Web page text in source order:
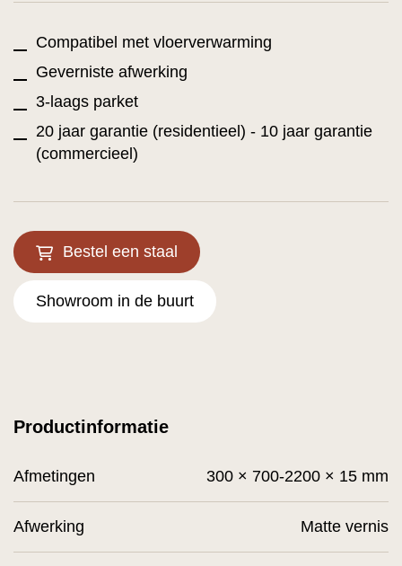
Compatibel met vloerverwarming
Geverniste afwerking
3-laags parket
20 jaar garantie (residentieel) - 10 jaar garantie
(commercieel)
Bestel een staal
Showroom in de buurt
Productinformatie
Afmetingen 300 × 700-2200 × 15 mm
Afwerking Matte vernis